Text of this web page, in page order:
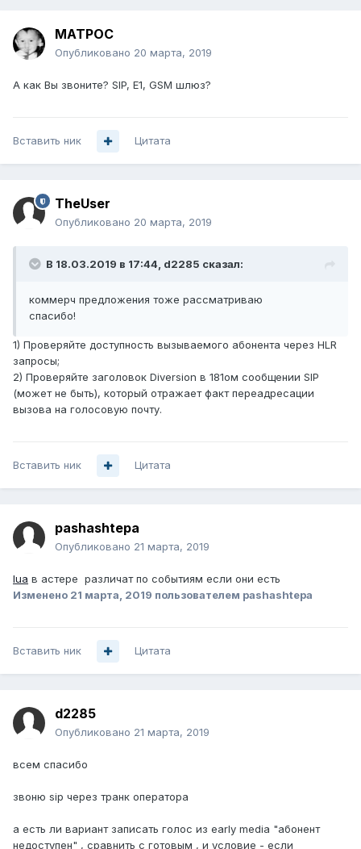
MATPOC
Опубликовано 20 марта, 2019
А как Вы звоните? SIP, E1, GSM шлюз?
Вставить ник Цитата
TheUser
Опубликовано 20 марта, 2019
В 18.03.2019 в 17:44, d2285 сказал:
коммерч предложения тоже рассматриваю
спасибо!
1) Проверяйте доступность вызываемого абонента через HLR
запросы;
2) Проверяйте заголовок Diversion в 181ом сообщении SIP
(может не быть), который отражает факт переадресации
вызова на голосовую почту.
Вставить ник Цитата
pashashtepa
Опубликовано 21 марта, 2019
lua в астере различат по событиям если они есть
Изменено 21 марта, 2019 пользователем pashashtepa
Вставить ник Цитата
d2285
Опубликовано 21 марта, 2019
всем спасибо
звоню sip через транк оператора
а есть ли вариант записать голос из early media "абонент
недоступен" , сравнить с готовым , и условие - если